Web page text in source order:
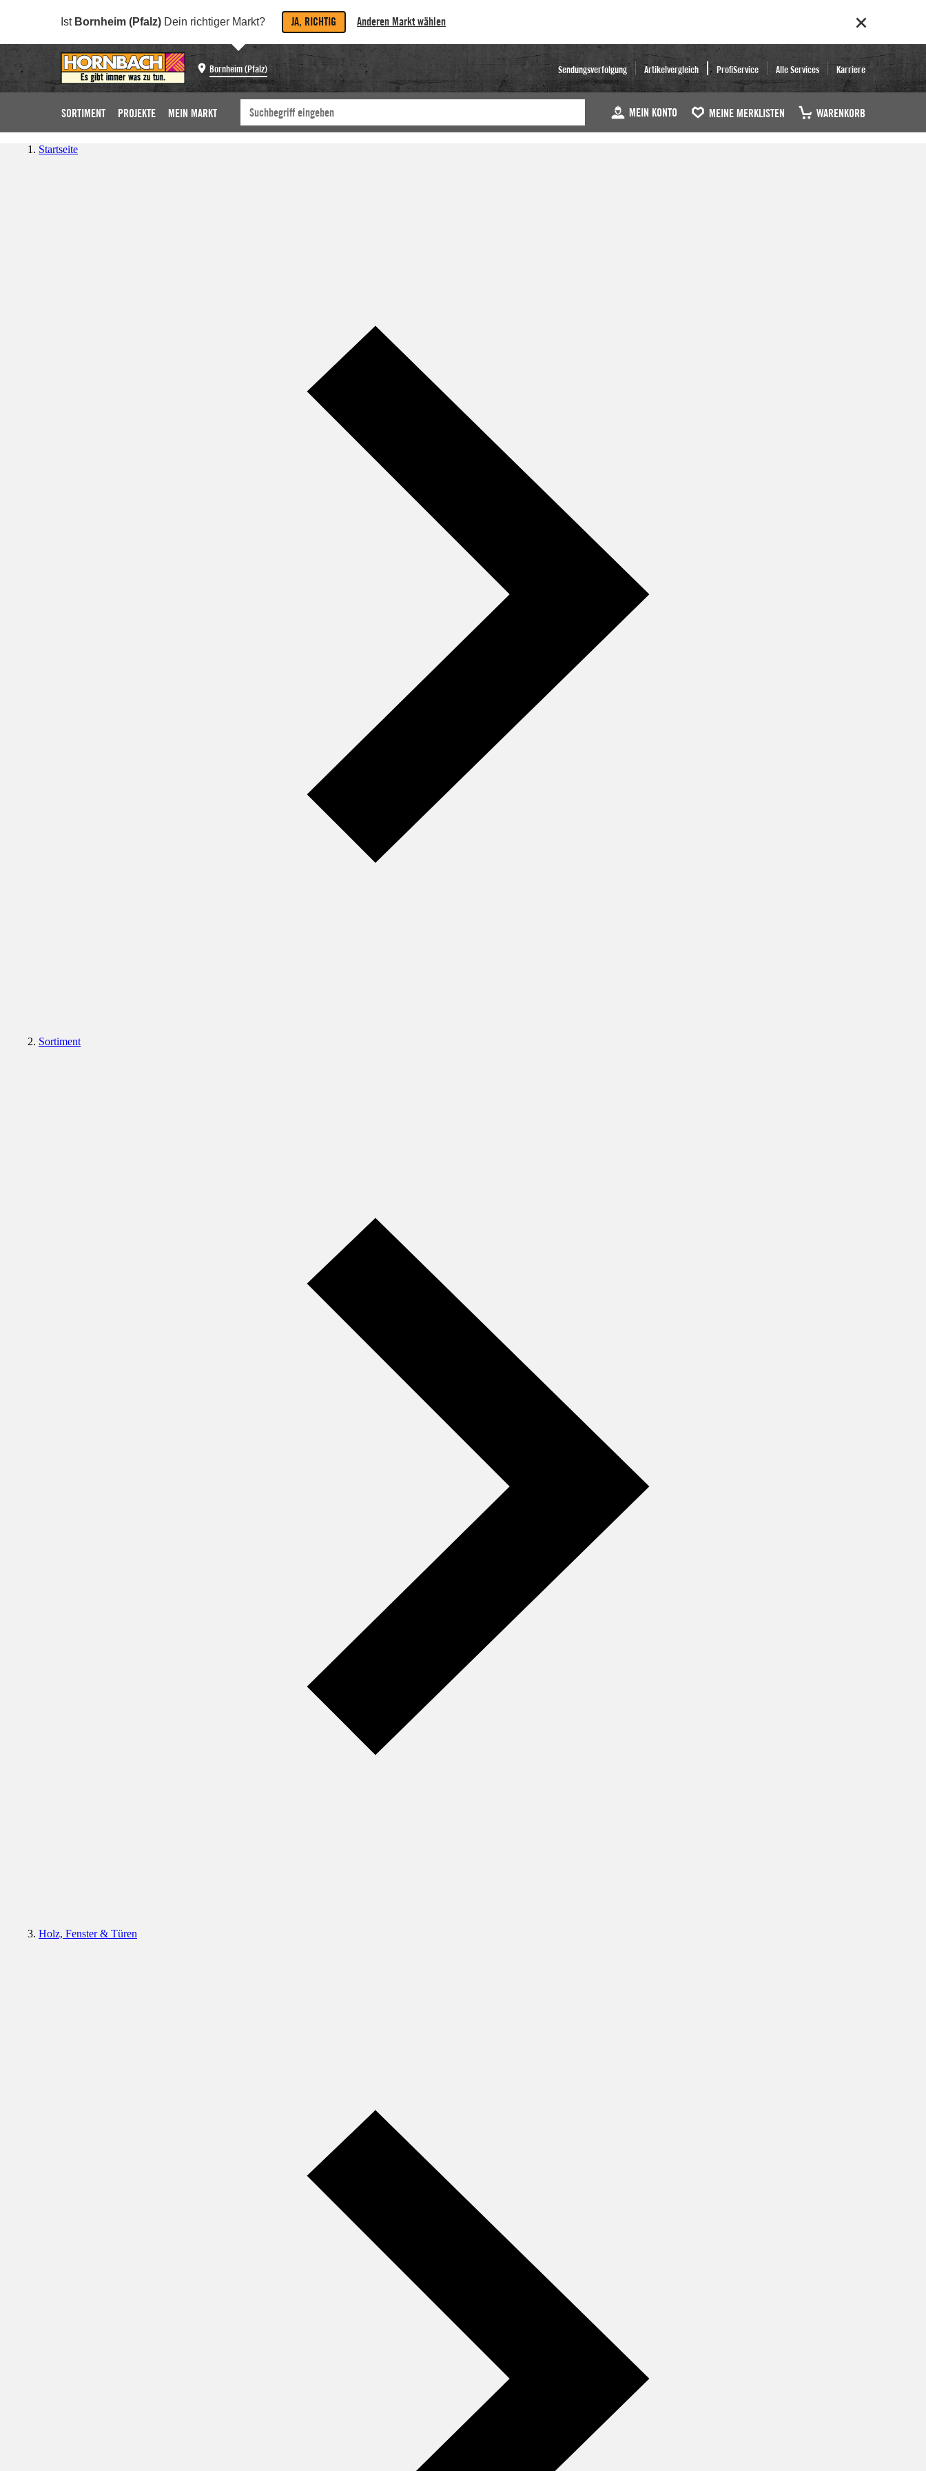
Ist Bornheim (Pfalz) Dein richtiger Markt? JA, RICHTIG Anderen Markt wählen
Bornheim (Pfalz) Sendungsverfolgung Artikelvergleich ProfiService Alle Services Karriere
SORTIMENT PROJEKTE MEIN MARKT MEIN KONTO MEINE MERKLISTEN WARENKORB
Startseite
Sortiment
Holz, Fenster & Türen